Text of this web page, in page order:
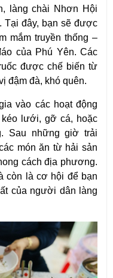
làng chài Nhơn Hội
Tại đây, bạn sẽ được
mắm truyền thống –
của Phú Yên. Các
được chế biến từ
đậm đà, khó quên.
vào các hoạt động
lưới, gỡ cá, hoặc
Sau những giờ trải
món ăn từ hải sản
cách địa phương.
còn là cơ hội để bạn
của người dân làng